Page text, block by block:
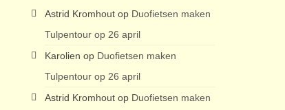
Astrid Kromhoutop Duofietsen maken
Tulpentour op 26 april
Karolien op Duofietsen maken
Tulpentour op 26 april
Astrid Kromhoutop Duofietsen maken